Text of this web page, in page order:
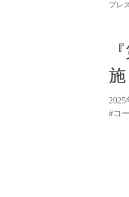
プレ
2025
#コ